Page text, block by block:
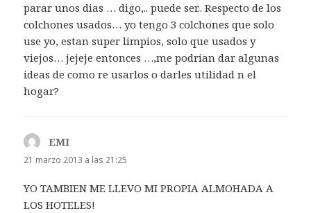
parar unos dias … digo,.. puede ser.. Respecto de los
colchones usados… yo tengo 3 colchones que solo
use yo, estan super limpios, solo que usados y
viejos… jejeje entonces …,me podrian dar algunas
ideas de como re usarlos o darles utilidad n el
hogar?
EMI
21 marzo 2013 a las 21:25
YO TAMBIEN ME LLEVO MI PROPIA ALMOHADA A
LOS HOTELES!